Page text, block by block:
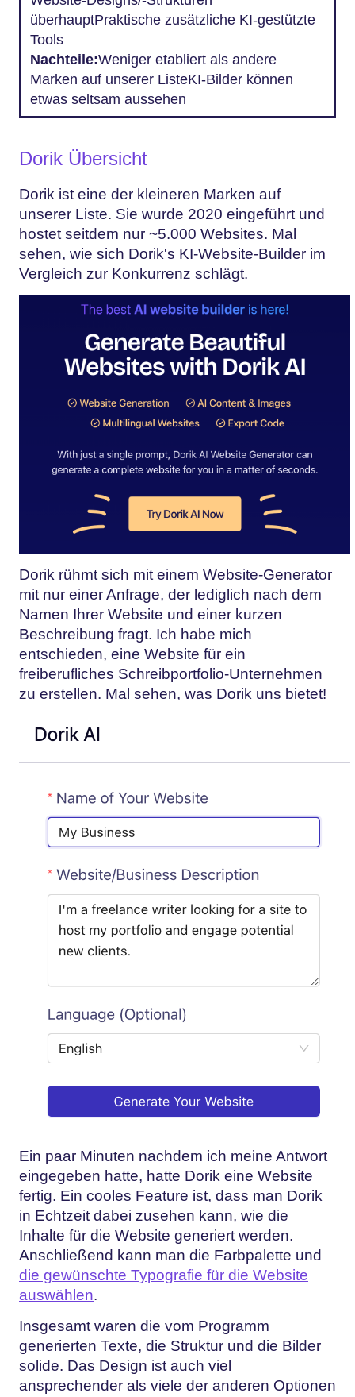
überhauptPraktische zusätzliche KI-gestützte
Tools
Nachteile:Weniger etabliert als andere
Marken auf unserer ListeKI-Bilder können
etwas seltsam aussehen
Dorik Übersicht
Dorik ist eine der kleineren Marken auf
unserer Liste. Sie wurde 2020 eingeführt und
hostet seitdem nur ~5.000 Websites. Mal
sehen, wie sich Dorik's KI-Website-Builder im
Vergleich zur Konkurrenz schlägt.
Dorik rühmt sich mit einem Website-Generator
mit nur einer Anfrage, der lediglich nach dem
Namen Ihrer Website und einer kurzen
Beschreibung fragt. Ich habe mich
entschieden, eine Website für ein
freiberufliches Schreibportfolio-Unternehmen
zu erstellen. Mal sehen, was Dorik uns bietet!
Ein paar Minuten nachdem ich meine Antwort
eingegeben hatte, hatte Dorik eine Website
fertig. Ein cooles Feature ist, dass man Dorik
in Echtzeit dabei zusehen kann, wie die
Inhalte für die Website generiert werden.
Anschließend kann man die Farbpalette und
die gewünschte Typografie für die Website
auswählen.
Insgesamt waren die vom Programm
generierten Texte, die Struktur und die Bilder
solide. Das Design ist auch viel
ansprechender als viele der anderen Optionen